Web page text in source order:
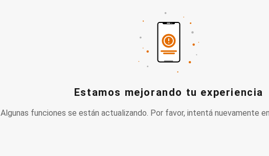
Estamos mejorando tu experiencia
Algunas funciones se están actualizando. Por favor, intentá nuevamente